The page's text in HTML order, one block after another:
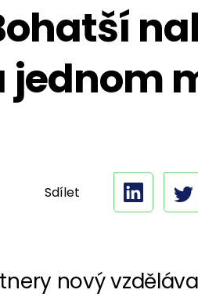
jednom
Sdílet
nový